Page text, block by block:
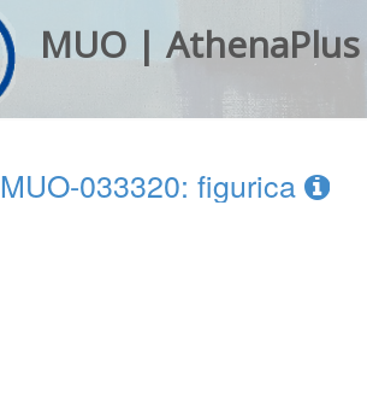
MUO | AthenaPlus
MUO-033320: figurica